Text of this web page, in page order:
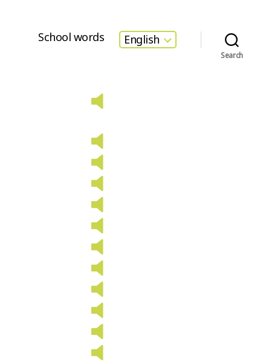
School words English
Search